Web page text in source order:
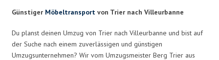
Günstiger Möbeltransport von Trier nach Villeurbanne
Du planst deinen Umzug von Trier nach Villeurbanne und bist auf
der Suche nach einem zuverlässigen und günstigen
Umzugsunternehmen? Wir vom Umzugsmeister Berg Trier aus